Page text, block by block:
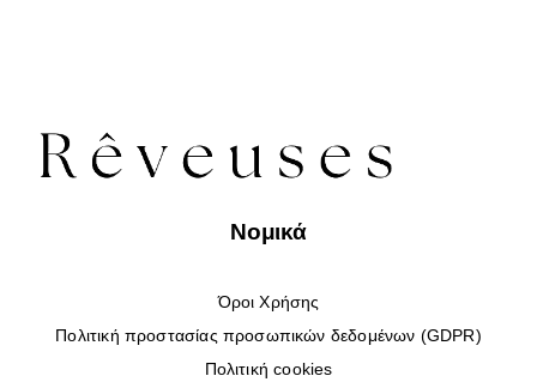
Νομικά
Όροι Χρήσης
Πολιτική προστασίας προσωπικών δεδομένων (GDPR)
Πολιτική cookies